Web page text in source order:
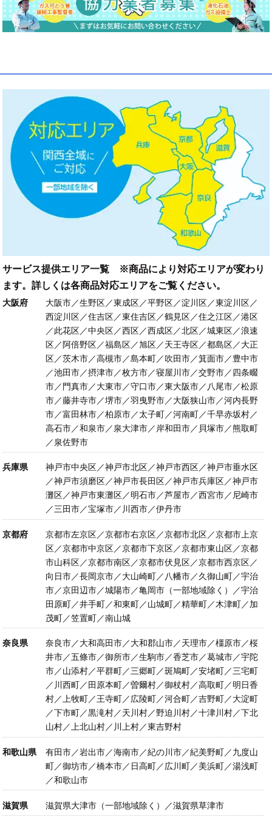
サービス提供エリア一覧 ※商品により対応エリアが変わり
ます。詳しくは各商品対応エリアをご覧ください。
大阪府
大阪市／生野区／東成区／平野区／淀川区／東淀川区／
西淀川区／住吉区／東住吉区／鶴見区／住之江区／港区
／此花区／中央区／西区／西成区／北区／城東区／浪速
区／阿倍野区／福島区／旭区／天王寺区／都島区／大正
区／茨木市／高槻市／島本町／吹田市／箕面市／豊中市
／池田市／摂津市／枚方市／寝屋川市／交野市／四条畷
市／門真市／大東市／守口市／東大阪市／八尾市／松原
市／藤井寺市／堺市／羽曳野市／大阪狭山市／河内長野
市／富田林市／柏原市／太子町／河南町／千早赤坂村／
高石市／和泉市／泉大津市／岸和田市／貝塚市／熊取町
／泉佐野市
兵庫県
神戸市中央区／神戸市北区／神戸市西区／神戸市垂水区
／神戸市須磨区／神戸市長田区／神戸市兵庫区／神戸市
灘区／神戸市東灘区／明石市／芦屋市／西宮市／尼崎市
／三田市／宝塚市／川西市／伊丹市
京都府
京都市左京区／京都市右京区／京都市北区／京都市上京
区／京都市中京区／京都市下京区／京都市東山区／京都
市山科区／京都市南区／京都市伏見区／京都市西京区／
向日市／長岡京市／大山崎町／八幡市／久御山町／宇治
市／京田辺市／城陽市／亀岡市（一部地域除く）／宇治
田原町／井手町／和東町／山城町／精華町／木津町／加
茂町／笠置町／南山城
奈良県
奈良市／大和高田市／大和郡山市／天理市／橿原市／桜
井市／五條市／御所市／生駒市／香芝市／葛城市／宇陀
市／山添村／平群町／三郷町／斑鳩町／安堵町／三宅町
／川西町／田原本町／曽爾村／御杖村／高取町／明日香
村／上牧町／王寺町／広陵町／河合町／吉野町／大淀町
／下市町／黒滝村／天川村／野迫川村／十津川村／下北
山村／上北山村／川上村／東吉野村
和歌山県
有田市／岩出市／海南市／紀の川市／紀美野町／九度山
町／御坊市／橋本市／日高町／広川町／美浜町／湯浅町
／和歌山市
滋賀県 滋賀県大津市（一部地域除く）／滋賀県草津市